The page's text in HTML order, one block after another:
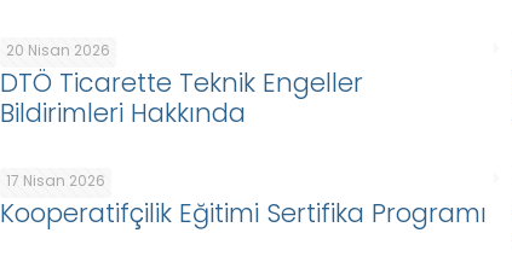
20 Nisan 2026
DTÖ Ticarette Teknik Engeller
Bildirimleri Hakkında
17 Nisan 2026
Kooperatifçilik Eğitimi Sertifika Programı